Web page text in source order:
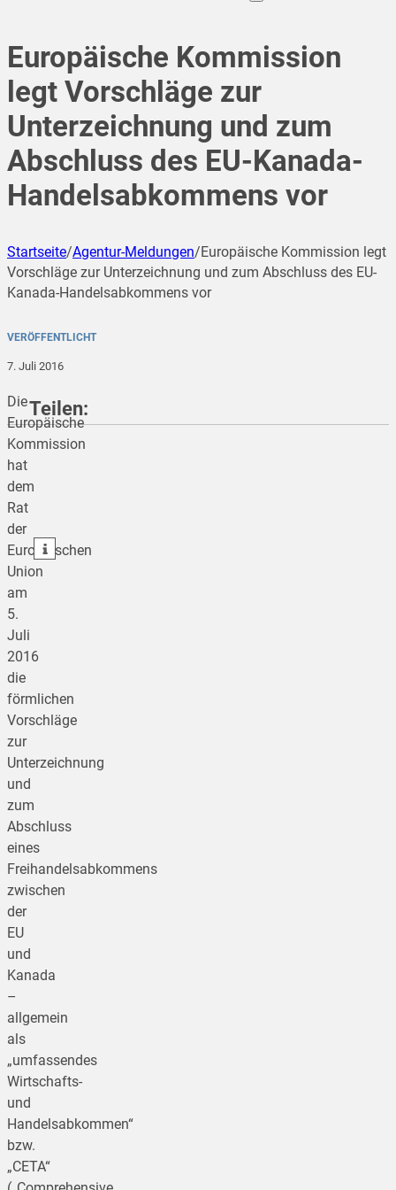
Europäische Kommission
legt Vorschläge zur
Unterzeichnung und zum
Abschluss des EU-Kanada-
Handelsabkommens vor
Startseite/Agentur-Meldungen/Europäische Kommission legt
Vorschläge zur Unterzeichnung und zum Abschluss des EU-
Kanada-Handelsabkommens vor
VERÖFFENTLICHT
7. Juli 2016
Die
Europäische
Kommission
hat
dem
Rat
der
Europäischen
Union
am
5.
Juli
2016
die
förmlichen
Vorschläge
zur
Unterzeichnung
und
zum
Abschluss
eines
Freihandelsabkommens
zwischen
der
EU
und
Kanada
–
allgemein
als
„umfassendes
Wirtschafts-
und
Handelsabkommen“
bzw.
„CETA“
Teilen:
teilen